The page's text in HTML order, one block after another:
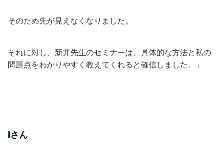
そのため先が見えなくなりました。
それに対し、新井先生のセミナーは、具体的な方法と私の
問題点をわかりやすく教えてくれると確信しました。」
Iさん